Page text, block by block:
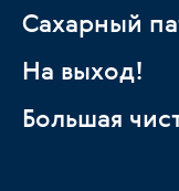
Сахарный
На выход!
Большая